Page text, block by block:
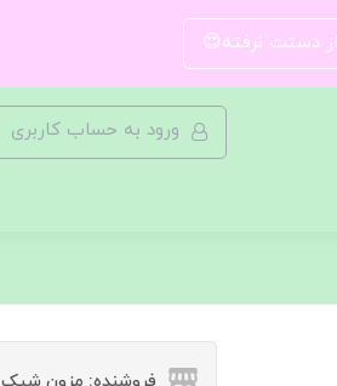
از دستت نرفته😍
ورود به حساب کاربری
فروشنده: مزون شیک